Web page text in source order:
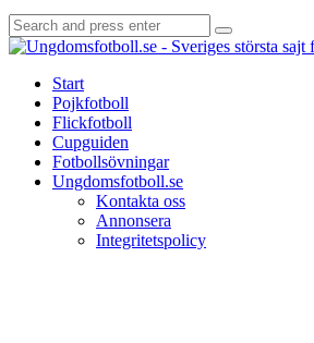
Search
for:
Search
Start
Pojkfotboll
Flickfotboll
Cupguiden
Fotbollsövningar
Ungdomsfotboll.se
Kontakta oss
Annonsera
Integritetspolicy